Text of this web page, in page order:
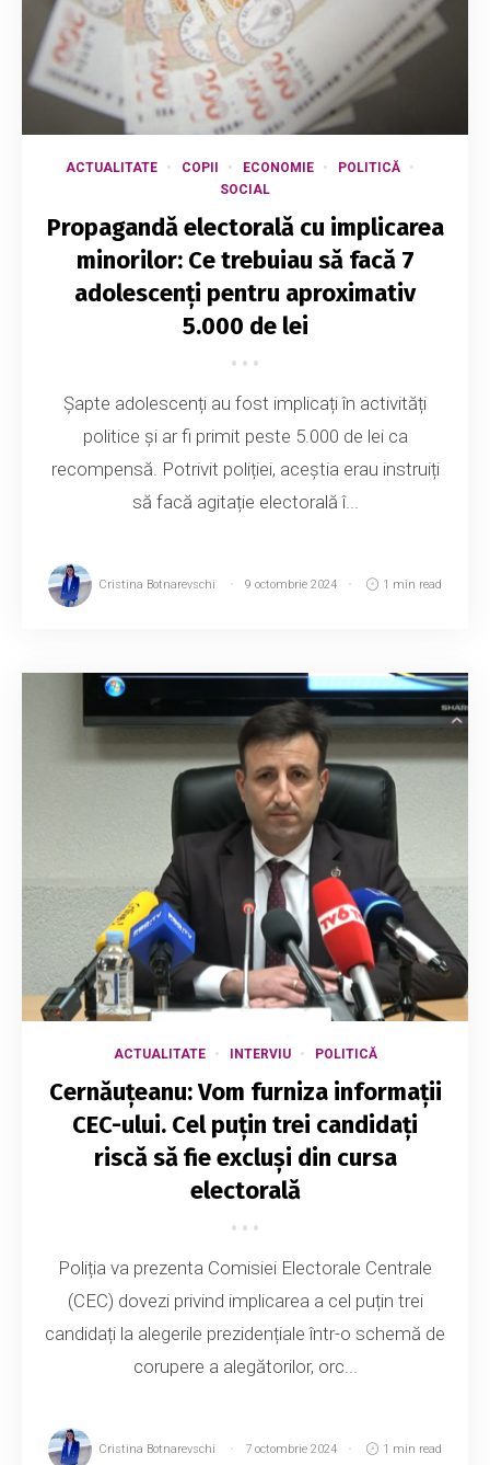
ACTUALITATE COPII ECONOMIE
POLITICĂ
SOCIAL
Propagandă electorală cu implicarea
minorilor: Ce trebuiau să facă 7
adolescenți pentru aproximativ
5.000 de lei
Șapte adolescenți au fost implicați în activități
politice și ar fi primit peste 5.000 de lei ca
recompensă. Potrivit poliției, aceștia erau instruiți
să facă agitație electorală î...
Cristina Botnarevschi 9 octombrie 2024 1 min read
ACTUALITATE INTERVIU POLITICĂ
Cernăuțeanu: Vom furniza informații
CEC-ului. Cel puțin trei candidați
riscă să fie excluși din cursa
electorală
Poliția va prezenta Comisiei Electorale Centrale
(CEC) dovezi privind implicarea a cel puțin trei
candidați la alegerile prezidențiale într-o schemă de
corupere a alegătorilor, orc...
Cristina Botnarevschi 7 octombrie 2024 1 min read